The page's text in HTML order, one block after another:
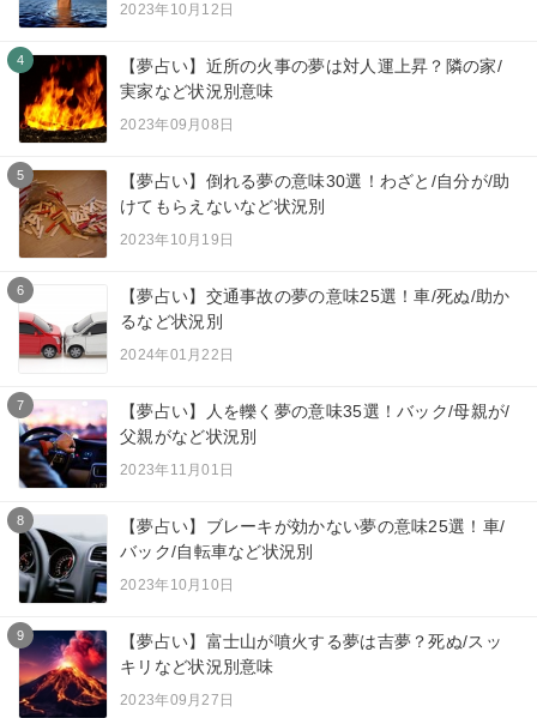
2023年10月12日
4
【夢占い】近所の火事の夢は対人運上昇？隣の家/
実家など状況別意味
2023年09月08日
5
【夢占い】倒れる夢の意味30選！わざと/自分が/助
けてもらえないなど状況別
2023年10月19日
6
【夢占い】交通事故の夢の意味25選！車/死ぬ/助か
るなど状況別
2024年01月22日
7
【夢占い】人を轢く夢の意味35選！バック/母親が/
父親がなど状況別
2023年11月01日
8
【夢占い】ブレーキが効かない夢の意味25選！車/
バック/自転車など状況別
2023年10月10日
9
【夢占い】富士山が噴火する夢は吉夢？死ぬ/スッ
キリなど状況別意味
2023年09月27日